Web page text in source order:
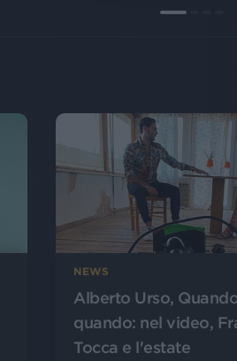
NEWS
Alberto Urso,
quando: nel video,
Tocca e l'estate